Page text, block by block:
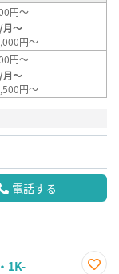
円～
月～
円～
円～
月～
円～
電話する
1K-